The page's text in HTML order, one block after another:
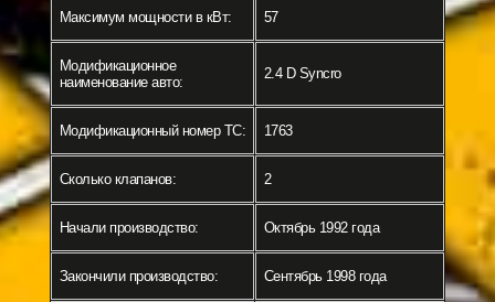
Максимум мощности в кВт: 57
Модификационное
наименование авто:
2.4 D Syncro
Модификационный номер ТС: 1763
Сколько клапанов: 2
Начали производство: Октябрь 1992 года
Закончили производство: Сентябрь 1998 года